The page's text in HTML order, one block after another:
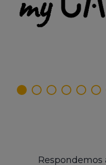
Respondemos